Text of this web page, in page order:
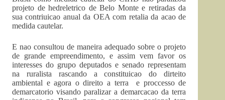
projeto de hedreletrico de Belo Monte e retiradas da
sua contriuicao anual da OEA com retalia da acao de
medida cautelar.
E nao consultou de maneira adequado sobre o projeto
de grande empreendimento, e assim vem favor os
interesses do grupo deputados e senado representam
na ruralista rascando a constituicao do dirteito
ambiental e agora o direito a terra e proccesso de
demarcatorio visando paralizar a demarcacao da terra